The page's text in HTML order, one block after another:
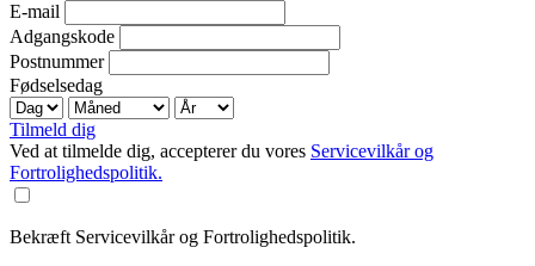
E-mail
Adgangskode
Postnummer
Fødselsedag
Tilmeld dig
Ved at tilmelde dig, accepterer du vores Servicevilkår og
Fortrolighedspolitik.
Bekræft Servicevilkår og Fortrolighedspolitik.